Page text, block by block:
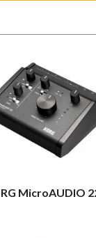
MicroAUDIO